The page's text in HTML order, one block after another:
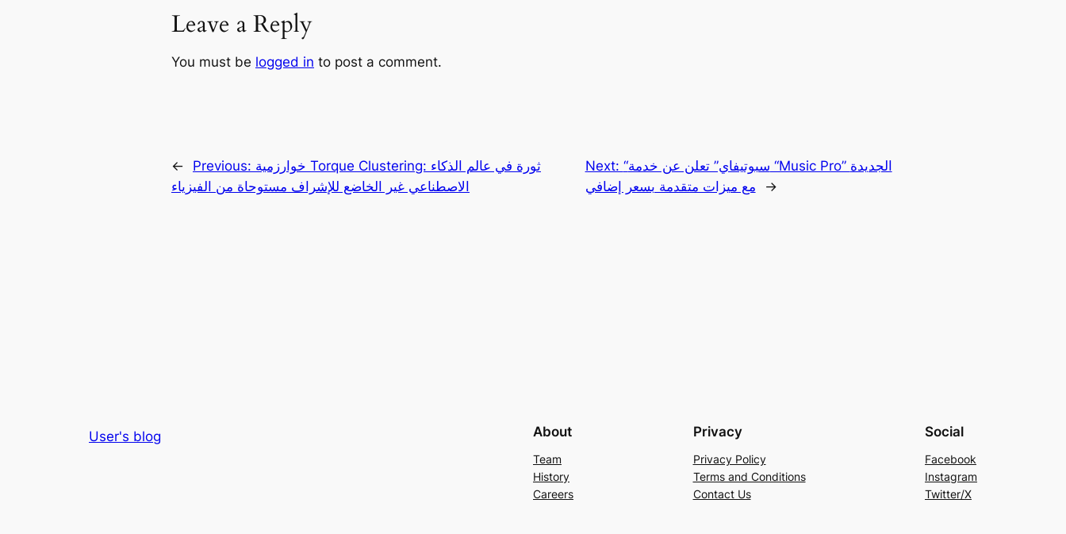
Leave a Reply
You must be logged in to post a comment.
← Previous: خوارزمية Torque Clustering: ثورة في عالم الذكاء
الاصطناعي غير الخاضع للإشراف مستوحاة من الفيزياء
Next: “سبوتيفاي” تعلن عن خدمة “Music Pro” الجديدة
مع ميزات متقدمة بسعر إضافي
→
User's blog About
Team
History
Careers
Privacy
Privacy Policy
Terms and Conditions
Contact Us
Social
Facebook
Instagram
Twitter/X